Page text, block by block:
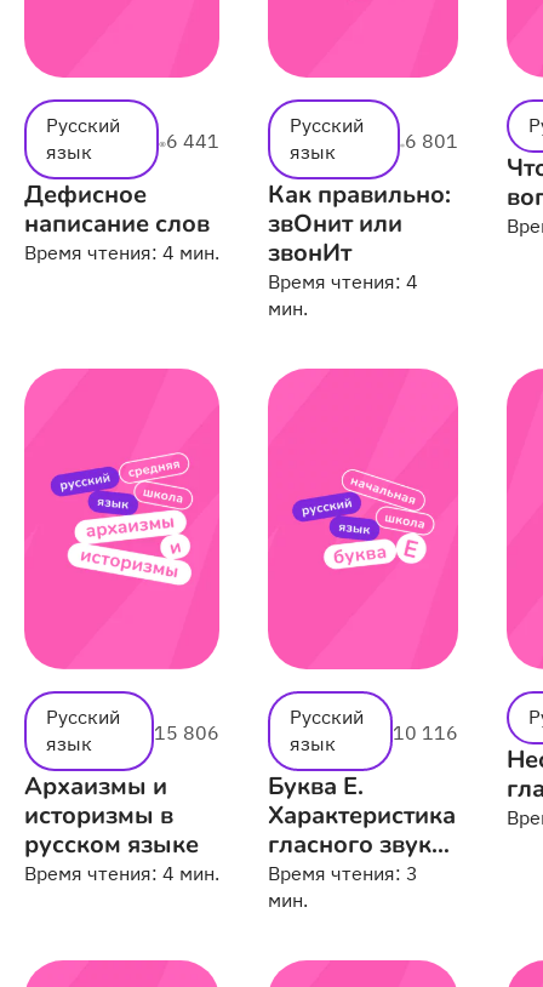
Русский
язык
6 441
Дефисное
написание слов
Время чтения: 4 мин.
Русский
язык
6 801
Как правильно:
звОнит или
звонИт
Время чтения: 4
мин.
Русский
язык
15 806
Архаизмы и
историзмы в
русском языке
Время чтения: 4 мин.
Русский
язык
10 116
Буква Е.
Характеристика
гласного звука
[е]
Время чтения: 3
мин.